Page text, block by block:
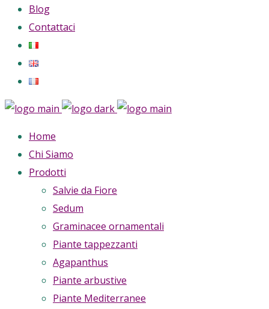
Blog
Contattaci
Home
Chi Siamo
Prodotti
Salvie da Fiore
Sedum
Graminacee ornamentali
Piante tappezzanti
Agapanthus
Piante arbustive
Piante Mediterranee